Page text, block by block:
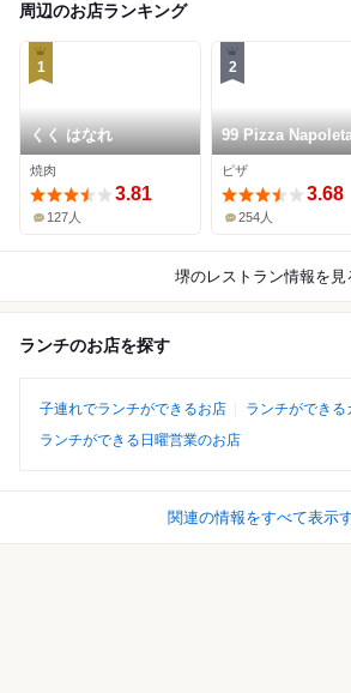
周辺のお店ランキング
1
くく はなれ
焼肉
3.81
127人
2
99 Pizza
Gourmet
ピザ
3.68
254人
堺のレストラン情報を見
ランチのお店を探す
子連れでランチができるお店
ランチができる
ランチができる日曜営業のお店
関連の情報をすべて表示